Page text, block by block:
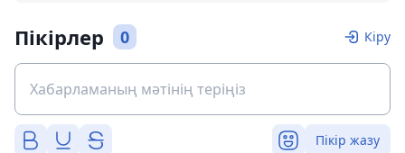
Пікірлер 0 Кіру
Пікір жазу